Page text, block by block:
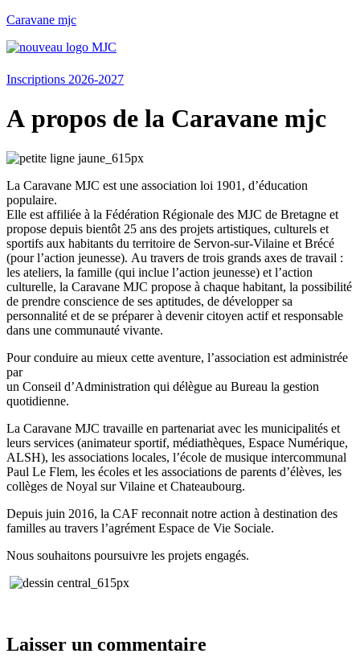
Caravane mjc
Inscriptions 2026-2027
A propos de la Caravane mjc
La Caravane MJC est une association loi 1901, d’éducation
populaire.
Elle est affiliée à la Fédération Régionale des MJC de Bretagne et
propose depuis bientôt 25 ans des projets artistiques, culturels et
sportifs aux habitants du territoire de Servon-sur-Vilaine et Brécé
(pour l’action jeunesse). Au travers de trois grands axes de travail :
les ateliers, la famille (qui inclue l’action jeunesse) et l’action
culturelle, la Caravane MJC propose à chaque habitant, la possibilité
de prendre conscience de ses aptitudes, de développer sa
personnalité et de se préparer à devenir citoyen actif et responsable
dans une communauté vivante.
Pour conduire au mieux cette aventure, l’association est administrée
par
un Conseil d’Administration qui délègue au Bureau la gestion
quotidienne.
La Caravane MJC travaille en partenariat avec les municipalités et
leurs services (animateur sportif, médiathèques, Espace Numérique,
ALSH), les associations locales, l’école de musique intercommunal
Paul Le Flem, les écoles et les associations de parents d’élèves, les
collèges de Noyal sur Vilaine et Chateaubourg.
Depuis juin 2016, la CAF reconnait notre action à destination des
familles au travers l’agrément Espace de Vie Sociale.
Nous souhaitons poursuivre les projets engagés.
Laisser un commentaire